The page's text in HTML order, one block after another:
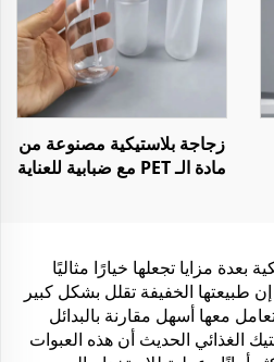
زجاجة بلاستيكية مصنوعة من
مادة الـ PET مع ضبابية للعناية
بعدة مزايا تجعلها خيارًا مثاليًا
طبيعتها الخفيفة تقلل بشكل كبير
معها أسهل مقارنة بالبدائل
الغذائي الحديث أن هذه العبوات